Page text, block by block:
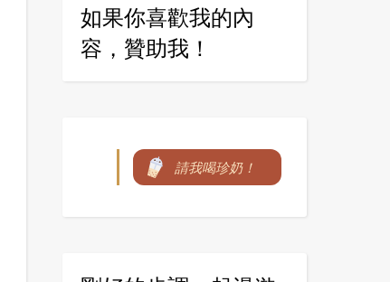
如果你喜歡我的內
容，贊助我！
請我喝珍奶！